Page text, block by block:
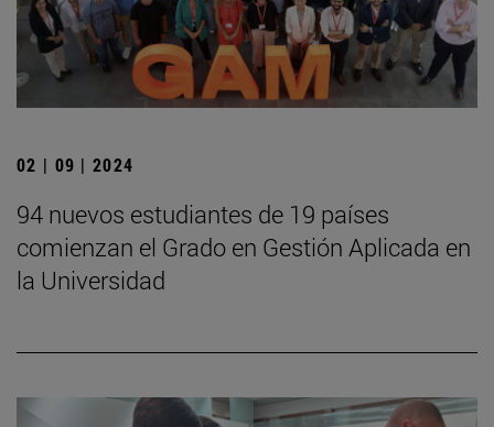
02 | 09 | 2024
94 nuevos estudiantes de 19 países
comienzan el Grado en Gestión Aplicada en
la Universidad